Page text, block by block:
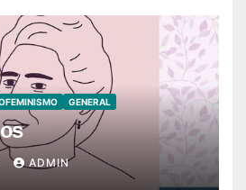
GENERAL
ADMIN